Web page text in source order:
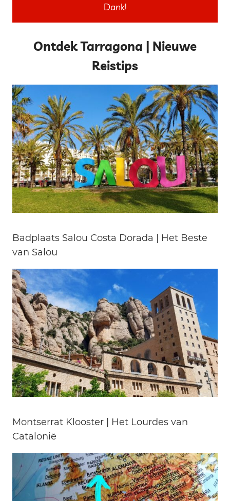
Dank!
Ontdek Tarragona | Nieuwe
Reistips
Badplaats Salou Costa Dorada | Het Beste
van Salou
Montserrat Klooster | Het Lourdes van
Catalonië